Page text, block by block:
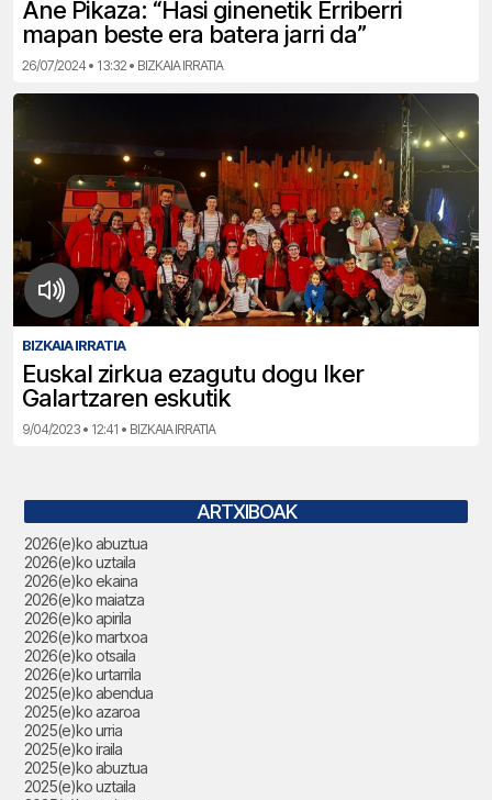
Ane Pikaza: “Hasi ginenetik Erriberri
mapan beste era batera jarri da”
26/07/2024 • 13:32 • BIZKAIA IRRATIA
BIZKAIA IRRATIA
Euskal zirkua ezagutu dogu Iker
Galartzaren eskutik
9/04/2023 • 12:41 • BIZKAIA IRRATIA
ARTXIBOAK
2026(e)ko abuztua
2026(e)ko uztaila
2026(e)ko ekaina
2026(e)ko maiatza
2026(e)ko apirila
2026(e)ko martxoa
2026(e)ko otsaila
2026(e)ko urtarrila
2025(e)ko abendua
2025(e)ko azaroa
2025(e)ko urria
2025(e)ko iraila
2025(e)ko abuztua
2025(e)ko uztaila